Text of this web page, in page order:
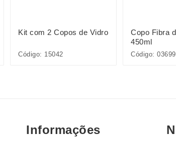
Kit com 2 Copos de Vidro
Código: 15042
Copo Fibra
450ml
Código: 03699
Informações